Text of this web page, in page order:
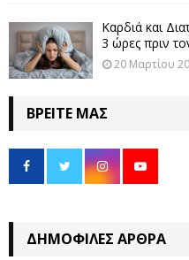
Καρδιά και
3 ώρες πριν
20 Μαρτίου
ΒΡΕΊΤΕ ΜΑΣ
ΔΗΜΟΦΙΛΈΣ ΆΡΘΡΑ